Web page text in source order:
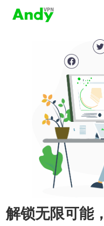
解锁无限可能，